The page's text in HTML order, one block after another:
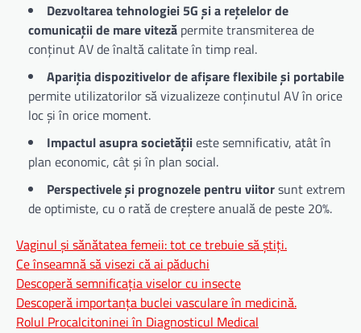
Dezvoltarea tehnologiei 5G și a rețelelor de
comunicații de mare viteză permite transmiterea de
conținut AV de înaltă calitate în timp real.
Apariția dispozitivelor de afișare flexibile și portabile
permite utilizatorilor să vizualizeze conținutul AV în orice
loc și în orice moment.
Impactul asupra societățiieste semnificativ, atât în
plan economic, cât și în plan social.
Perspectivele și prognozele pentru viitorsunt extrem
de optimiste, cu o rată de creștere anuală de peste 20%.
Vaginul și sănătatea femeii: tot ce trebuie să știți.
Ce înseamnă să visezi că ai păduchi
Descoperă semnificația viselor cu insecte
Descoperă importanța buclei vasculare în medicină.
Rolul Procalcitoninei în Diagnosticul Medical